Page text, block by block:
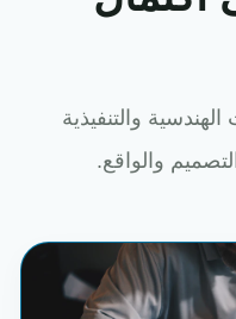
والتنفيذية
والواقع.